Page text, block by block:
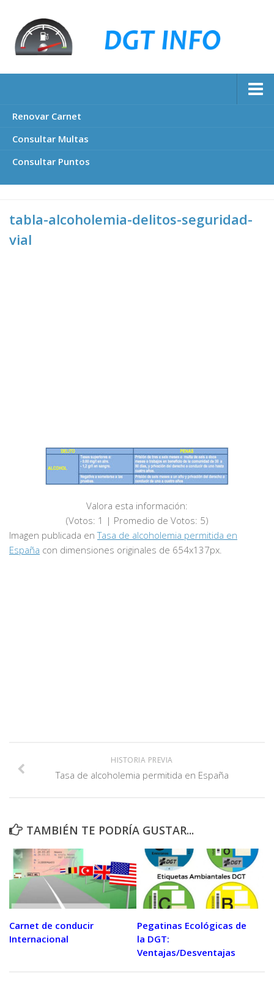
Renovar Carnet
Consultar Multas
Consultar Puntos
tabla-alcoholemia-delitos-seguridad-
vial
Valora esta información:
(Votos: 1 | Promedio de Votos: 5)
Imagen publicada enTasa de alcoholemia permitida en
España con dimensiones originales de 654x137px.
HISTORIA PREVIA
Tasa de alcoholemia permitida en España
TAMBIÉN TE PODRÍA GUSTAR...
Carnet de conducir
Internacional
Pegatinas Ecológicas de
la DGT:
Ventajas/Desventajas